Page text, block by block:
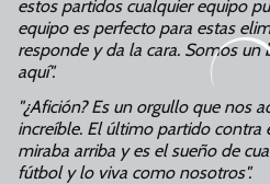
estos partidos cualquier equipo
equipo es perfecto para estas
responde y da la cara. Somos un
aquí".
"¿Afición? Es un orgullo que nos
increíble. El último partido contra
miraba arriba y es el sueño de
fútbol y lo viva como nosotros".